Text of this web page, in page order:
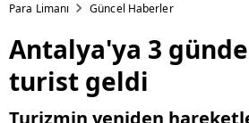
Para Limanı Güncel Haberler
Antalya'ya 3
turist geldi
Turizmin yeniden